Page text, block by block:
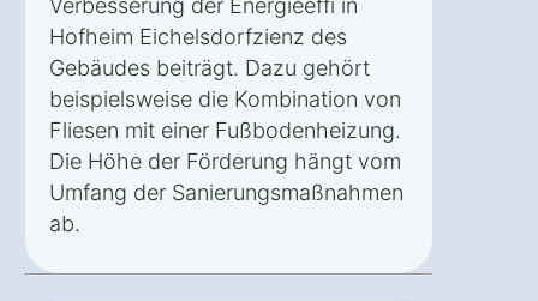
Verbesserung der Energieeffi in
Hofheim Eichelsdorfzienz des
Gebäudes beiträgt. Dazu gehört
beispielsweise die Kombination von
Fliesen mit einer Fußbodenheizung.
Die Höhe der Förderung hängt vom
Umfang der Sanierungsmaßnahmen
ab.